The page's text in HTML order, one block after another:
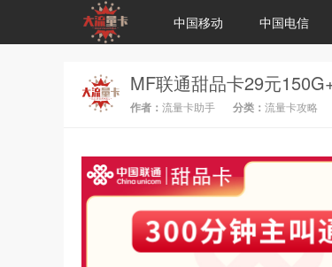
中国移动 中国电信
作者： 流量卡助手 分类： 流量卡攻略